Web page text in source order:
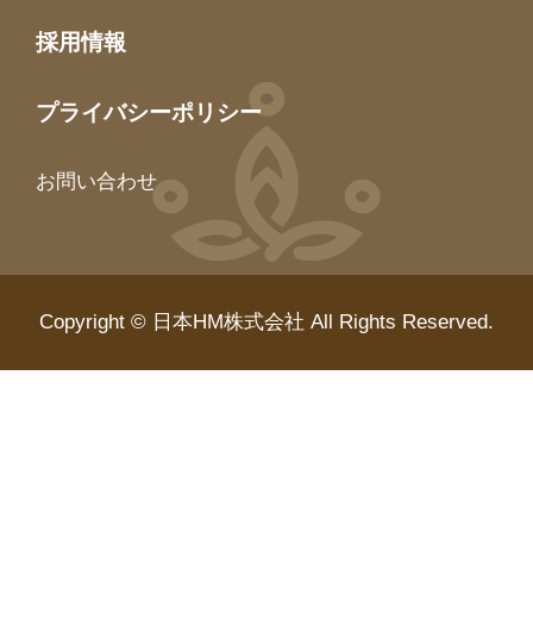
採用情報
プライバシーポリシー
お問い合わせ
Copyright © 日本HM株式会社 All Rights Reserved.